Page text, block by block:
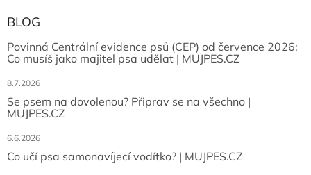
BLOG
Povinná Centrální evidence psů (CEP) od července 2026:
Co musíš jako majitel psa udělat | MUJPES.CZ
8.7.2026
Se psem na dovolenou? Připrav se na všechno |
MUJPES.CZ
6.6.2026
Co učí psa samonavíjecí vodítko? | MUJPES.CZ